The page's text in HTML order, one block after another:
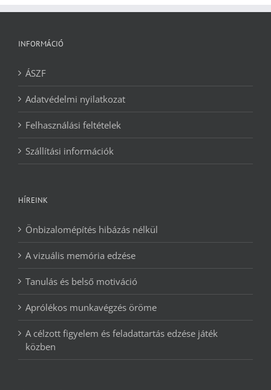
INFORMÁCIÓ
ÁSZF
Adatvédelmi nyilatkozat
Felhasználási feltételek
Szállítási információk
HÍREINK
Önbizalomépítés hibázás nélkül
A vizuális memória edzése
Tanulás és belső motiváció
Aprólékos munkavégzés öröme
A célzott figyelem és feladattartás edzése játék
közben